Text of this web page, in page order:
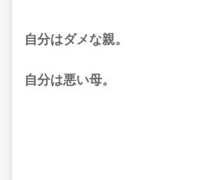
自分はダメな親。
自分は悪い母。